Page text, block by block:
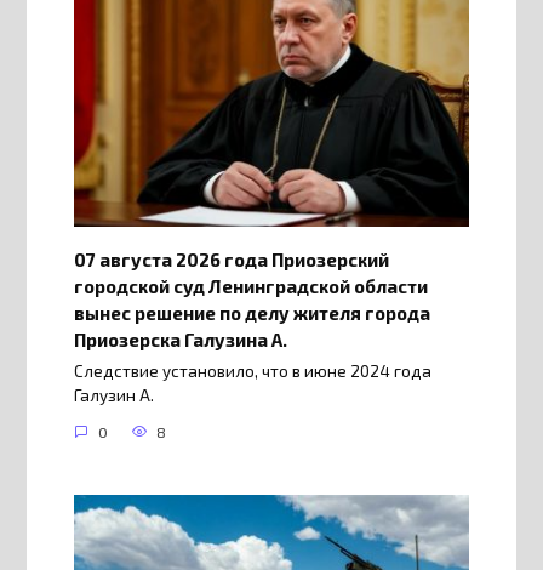
07 августа 2026 года Приозерский
городской суд Ленинградской области
вынес решение по делу жителя города
Приозерска Галузина А.
Следствие установило, что в июне 2024 года
Галузин А.
0 8